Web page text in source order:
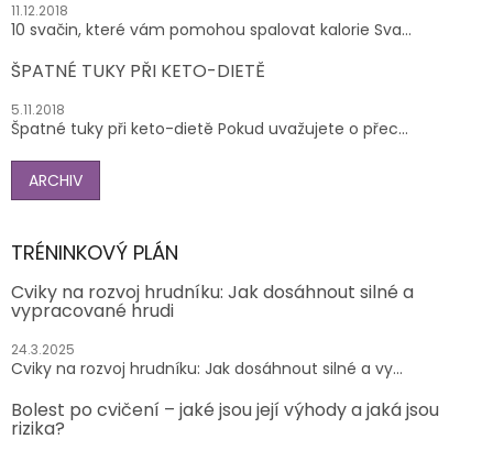
11.12.2018
10 svačin, které vám pomohou spalovat kalorie Sva...
ŠPATNÉ TUKY PŘI KETO-DIETĚ
5.11.2018
Špatné tuky při keto-dietě Pokud uvažujete o přec...
ARCHIV
TRÉNINKOVÝ PLÁN
Cviky na rozvoj hrudníku: Jak dosáhnout silné a
vypracované hrudi
24.3.2025
Cviky na rozvoj hrudníku: Jak dosáhnout silné a vy...
Bolest po cvičení – jaké jsou její výhody a jaká jsou
rizika?